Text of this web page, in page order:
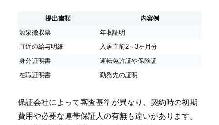
提出書類
内容例
源泉徴収票
年収証明
直近の給与明細
入居直前2～3ヶ月分
身分証明書
運転免許証や保険証
在職証明書
勤務先の証明
保証会社によって審査基準が異なり、契約時の初期
費用や必要な連帯保証人の有無も違いがあります。